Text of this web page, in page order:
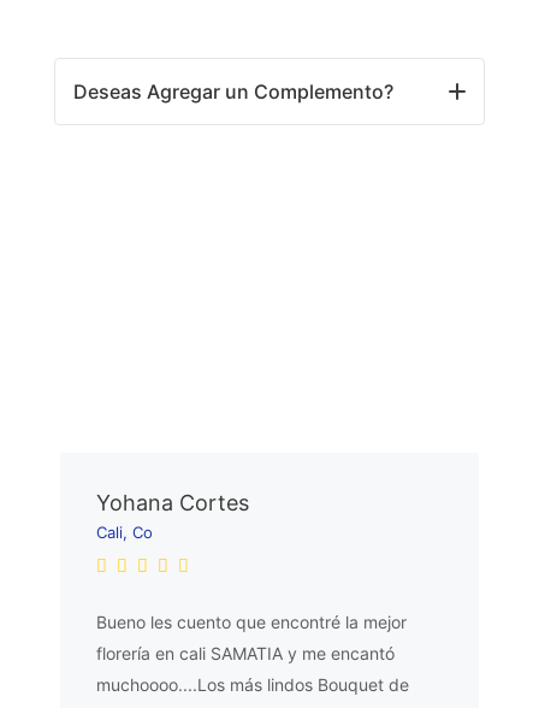
Deseas Agregar un Complemento?
Yohana Cortes
Cali, Co
Bueno les cuento que encontré la mejor
florería en cali SAMATIA y me encantó
muchoooo....Los más lindos Bouquet de